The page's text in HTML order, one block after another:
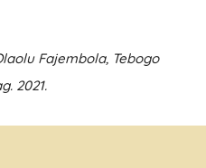
Fajembola, Tebogo
2021.